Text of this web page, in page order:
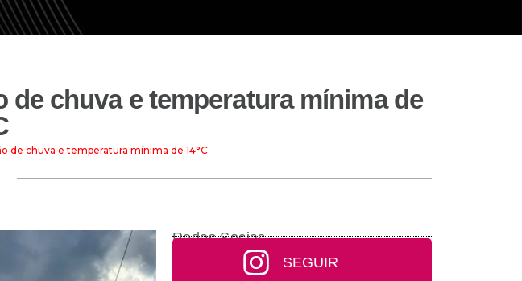
chuva e temperatura mínima de
de chuva e temperatura mínima de 14°C
Redes Socias
SEGUIR